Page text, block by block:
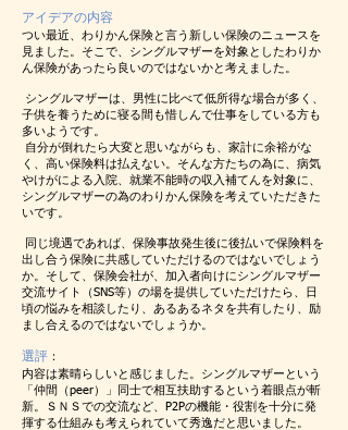
アイデアの内容
つい最近、わりかん保険と言う新しい保険のニュースを
見ました。そこで、シングルマザーを対象としたわりか
ん保険があったら良いのではないかと考えました。
シングルマザーは、男性に比べて低所得な場合が多く、
子供を養うために寝る間も惜しんで仕事をしている方も
多いようです。
自分が倒れたら大変と思いながらも、家計に余裕がな
く、高い保険料は払えない。そんな方たちの為に、病気
やけがによる入院、就業不能時の収入補てんを対象に、
シングルマザーの為のわりかん保険を考えていただきた
いです。
同じ境遇であれば、保険事故発生後に後払いで保険料を
出し合う保険に共感していただけるのではないでしょう
か。そして、保険会社が、加入者向けにシングルマザー
交流サイト（SNS等）の場を提供していただけたら、日
頃の悩みを相談したり、あるあるネタを共有したり、励
まし合えるのではないでしょうか。
選評 ：
内容は素晴らしいと感じました。シングルマザーという
「仲間（peer）」同士で相互扶助するという着眼点が斬
新。ＳＮＳでの交流など、P2Pの機能・役割を十分に発
揮する仕組みも考えられていて秀逸だと思いました。